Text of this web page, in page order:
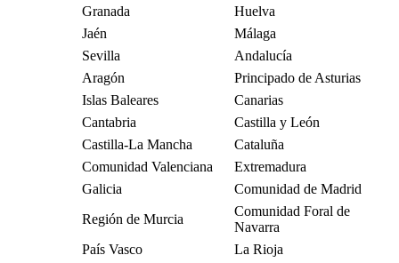
Granada
Huelva
Jaén
Málaga
Sevilla
Andalucía
Aragón
Principado de Asturias
Islas Baleares
Canarias
Cantabria
Castilla y León
Castilla-La Mancha
Cataluña
Comunidad Valenciana
Extremadura
Galicia
Comunidad de Madrid
Región de Murcia
Comunidad Foral de
Navarra
País Vasco
La Rioja